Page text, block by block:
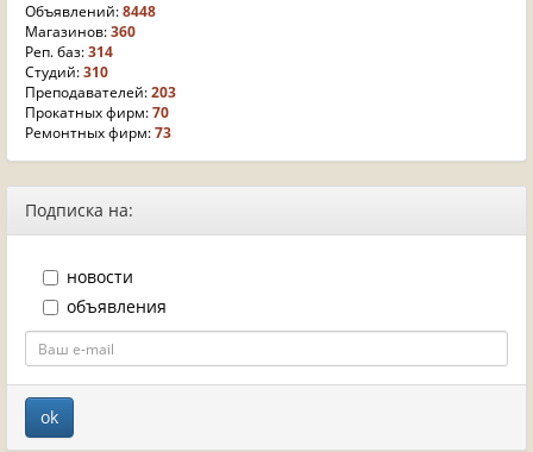
Объявлений:8448
Магазинов:360
Реп. баз:314
Студий:310
Преподавателей:203
Прокатных фирм:70
Ремонтных фирм:73
Подписка на:
новости
объявления